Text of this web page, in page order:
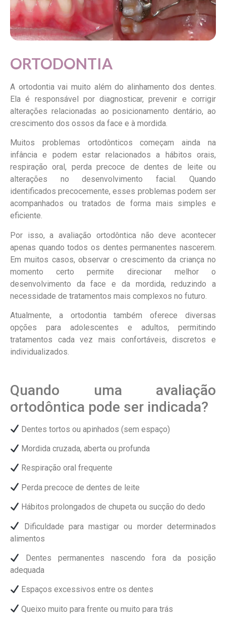
ORTODONTIA
A ortodontia vai muito além do alinhamento dos dentes.
Ela é responsável por diagnosticar, prevenir e corrigir
alterações relacionadas ao posicionamento dentário, ao
crescimento dos ossos da face e à mordida.
Muitos problemas ortodônticos começam ainda na
infância e podem estar relacionados a hábitos orais,
respiração oral, perda precoce de dentes de leite ou
alterações no desenvolvimento facial. Quando
identificados precocemente, esses problemas podem ser
acompanhados ou tratados de forma mais simples e
eficiente.
Por isso, a avaliação ortodôntica não deve acontecer
apenas quando todos os dentes permanentes nascerem.
Em muitos casos, observar o crescimento da criança no
momento certo permite direcionar melhor o
desenvolvimento da face e da mordida, reduzindo a
necessidade de tratamentos mais complexos no futuro.
Atualmente, a ortodontia também oferece diversas
opções para adolescentes e adultos, permitindo
tratamentos cada vez mais confortáveis, discretos e
individualizados.
Quando uma avaliação
ortodôntica pode ser indicada?
Dentes tortos ou apinhados (sem espaço)
Mordida cruzada, aberta ou profunda
Respiração oral frequente
Perda precoce de dentes de leite
Hábitos prolongados de chupeta ou sucção do dedo
Dificuldade para mastigar ou morder determinados
alimentos
Dentes permanentes nascendo fora da posição
adequada
Espaços excessivos entre os dentes
Queixo muito para frente ou muito para trás